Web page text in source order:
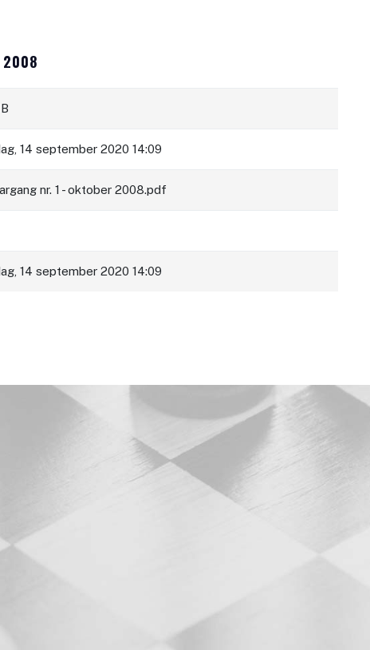
14 september 2020 14:09
nr. 1 - oktober 2008.pdf
14 september 2020 14:09